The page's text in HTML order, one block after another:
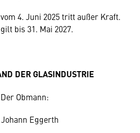
4. Juni 2025 tritt außer Kraft.
bis 31. Mai 2027.
DER GLASINDUSTRIE
Der Obmann:
Eggerth